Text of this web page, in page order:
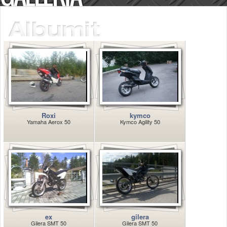
Säännöt ja ohjeet
Uudet ajoneuvot
Uudet kuvat
Uudet videot
Uudet kommentit
MYYDÄÄN
Haku
Ohjeet
Ajoneuvot
TIETOPANKKI
TAPAHTUMAT
MP15 kuvia
MP14 kuvia
MP13 kuvia
ACS 2015 kuvia
Lisää uusi tapahtuma
UUTISET
Roxi
Yamaha Aerox 50
kymco
Kymco Agility 50
ex
Gilera SMT 50
gilera
Gilera SMT 50